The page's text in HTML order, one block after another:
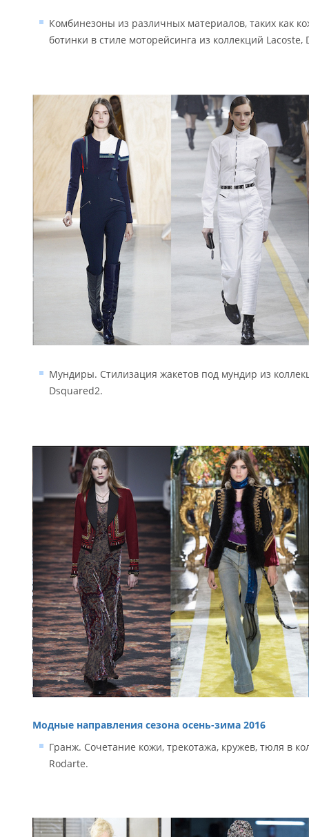
Комбинезоны из различных материалов, таких как
ботинки в стиле моторейсинга из коллекций Lacoste,
Мундиры. Стилизация жакетов под мундир из
Dsquared2.
Модные направления сезона осень-зима 2016
Гранж. Сочетание кожи, трекотажа, кружев, тюля в
Rodarte.